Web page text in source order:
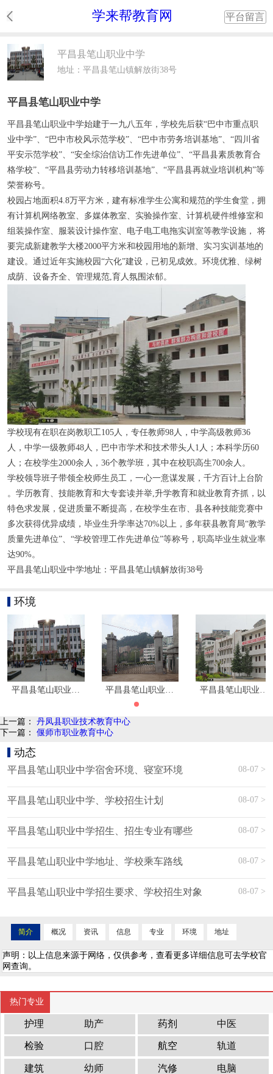
学来帮教育网 平台留言
平昌县笔山职业中学
地址：平昌县笔山镇解放街38号
平昌县笔山职业中学
平昌县笔山职业中学始建于一九八五年，学校先后获“巴中市重点职
业中学”、“巴中市校风示范学校”、“巴中市劳务培训基地”、“四川省
平安示范学校”、“安全综治信访工作先进单位”、“平昌县素质教育合
格学校”、“平昌县劳动力转移培训基地”、“平昌县再就业培训机构”等
荣誉称号。
校园占地面积4.8万平方米，建有标准学生公寓和规范的学生食堂，拥
有计算机网络教室、多媒体教室、实验操作室、计算机硬件维修室和
组装操作室、服装设计操作室、电子电工电拖实训室等教学设施， 将
要完成新建教学大楼2000平方米和校园用地的新增、实习实训基地的
建设。通过近年实施校园“六化”建设，已初见成效。环境优雅、绿树
成荫、设备齐全、管理规范,育人氛围浓郁。
学校现有在职在岗教职工105人，专任教师98人，中学高级教师36
人，中学一级教师48人，巴中市学术和技术带头人1人；本科学历60
人；在校学生2000余人，36个教学班，其中在校职高生700余人。
学校领导班子带领全校师生员工，一心一意谋发展，千方百计上台阶
。学历教育、技能教育和大专套读并举,升学教育和就业教育齐抓，以
特色求发展，促进质量不断提高，在校学生在市、县各种技能竞赛中
多次获得优异成绩，毕业生升学率达70%以上，多年获县教育局“教学
质量先进单位”、“学校管理工作先进单位”等称号，职高毕业生就业率
达90%。
平昌县笔山职业中学地址：平昌县笔山镇解放街38号
环境
平昌县笔山职业中学环境图片|学校寝室环境平昌县笔山职业中学环境图片|学校寝室环境
平昌县笔山职业中
上一篇： 丹凤县职业技术教育中心
下一篇： 偃师市职业教育中心
动态
平昌县笔山职业中学宿舍环境、寝室环境 08-07 >
平昌县笔山职业中学、学校招生计划 08-07 >
平昌县笔山职业中学招生、招生专业有哪些 08-07 >
平昌县笔山职业中学地址、学校乘车路线 08-07 >
平昌县笔山职业中学招生要求、学校招生对象 08-07 >
简介 概况 资讯 信息 专业 环境 地址
声明：以上信息来源于网络，仅供参考，查看更多详细信息可去学校官
网查询。
热门专业
护理 助产 药剂 中医
检验 口腔 航空 轨道
建筑 幼师 汽修 电脑